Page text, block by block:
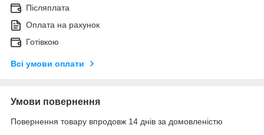
Післяплата
Оплата на рахунок
Готівкою
Всі умови оплати
Умови повернення
Повернення товару впродовж 14 днів за домовленістю